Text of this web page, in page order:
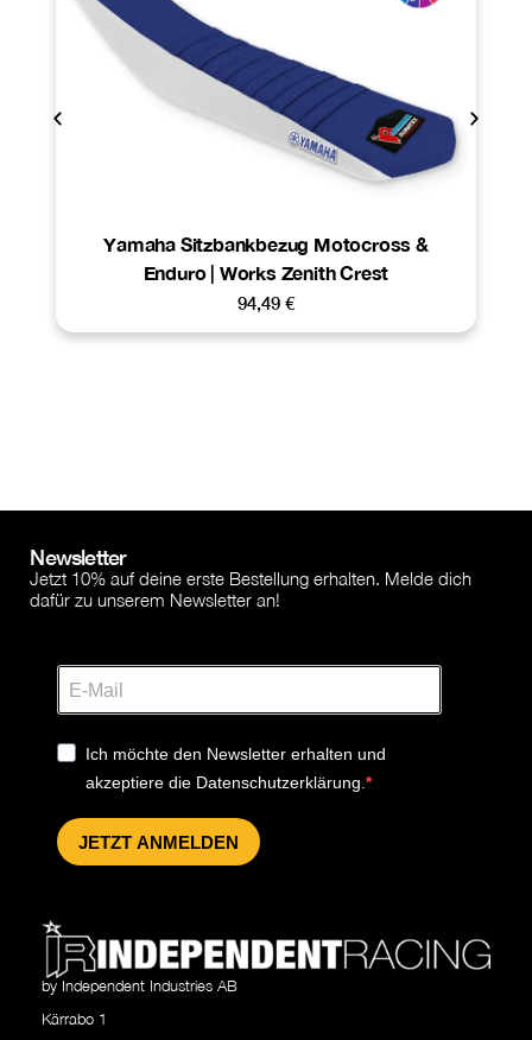
Yamaha Sitzbankbezug Motocross &
Enduro | Works Zenith Crest
94,49 €
by Independent Industries AB
Kärrabo 1
Newsletter
Jetzt 10% auf deine erste Bestellung erhalten. Melde dich
dafür zu unserem Newsletter an!
Ich möchte den Newsletter erhalten und
akzeptiere die Datenschutzerklärung.
JETZT ANMELDEN